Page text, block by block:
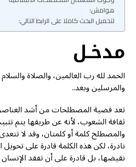
هوامش:
لتحميل البحث كاملا على الرابط التالي:
مدخـل
الحمد لله رب العالمين، والصلاة
والمرسلين وبعد..
تعد قضية المصطلحات من أشد
ثقافة الشعوب، لأنه عن طريقها يتم
والمصطلح كلمة أو كلمتان، وقد لا
نادرة، لكن هذه الكلمة قادرة على
نقيضها، بل قادرة على أن تفقد الإنسان